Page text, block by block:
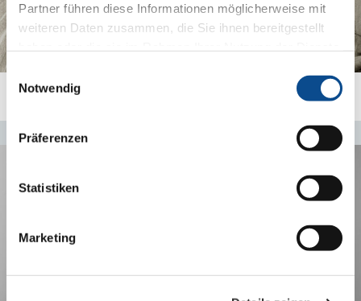
Partner führen diese Informationen möglicherweise mit
weiteren Daten zusammen, die Sie ihnen bereitgestellt
Einwilligungsauswahl
Notwendig
Präferenzen
Statistiken
Marketing
Istorijat grupacije Austrotherm